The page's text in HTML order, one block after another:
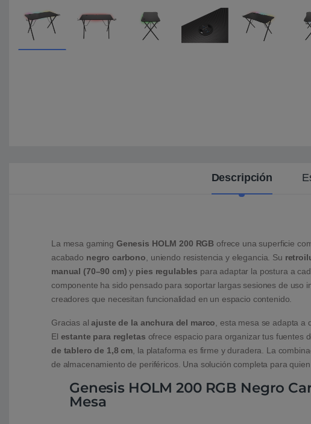
Descripción
La mesa gaming Genesis HOLM 200 RGB ofrece una superficie
acabado negro carbono, uniendo resistencia y elegancia. Su
manual (70–90 cm) y pies regulables para adaptar la postura a
componente ha sido pensado para soportar largas sesiones de uso
creadores que necesitan funcionalidad en un espacio contenido.
Gracias alajuste de la anchura del marco, esta mesa se adapta a
El estante para regletas ofrece espacio para organizar tus fuentes
de tablero de 1,8 cm, la plataforma es firme y duradera. La
de almacenamiento de periféricos. Una solución completa para
Genesis HOLM 200 RGB Negro
Mesa